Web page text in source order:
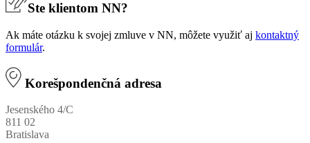
Ste klientom NN?
Ak máte otázku k svojej zmluve v NN, môžete využiť aj kontaktný
formulár.
Korešpondenčná adresa
Jesenského 4/C
811 02
Bratislava